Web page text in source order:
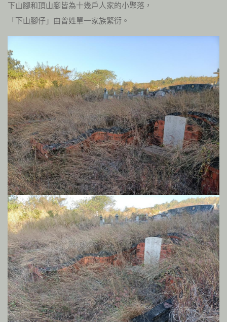
下山腳和頂山腳皆為十幾戶人家的小聚落，
「下山腳仔」由曾姓單一家族繁衍。